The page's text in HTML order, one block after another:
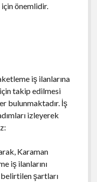
önemlidir.
iş ilanlarına
takip edilmesi
bulunmaktadır. İş
izleyerek
Karaman
iş ilanlarını
şartları